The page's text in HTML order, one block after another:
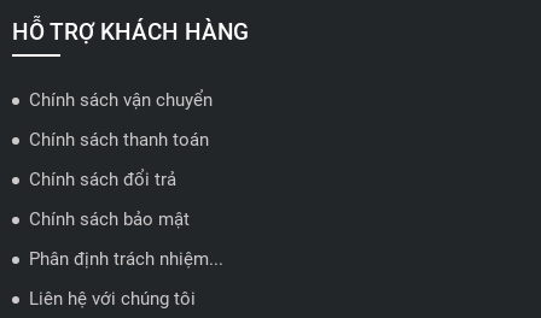
🗺️Xem trên bản đồ
ĐẠI LÝ QUẬN 2 HCM - HẢI TRIỀU AUTO
🔰 Địa chỉ: 78-80 Vũ Tông Phan, P.An Phú, TP Thủ Đức, TP HCM
📍 Hotline: 0938584113
🗺️Xem trên bản đồ
HỖ TRỢ KHÁCH HÀNG
Chính sách vận chuyển
Chính sách thanh toán
Chính sách đổi trả
Chính sách bảo mật
Phân định trách nhiệm...
Liên hệ với chúng tôi